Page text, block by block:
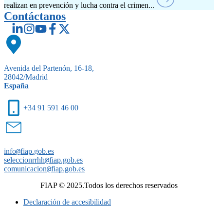
realizan en prevención y lucha contra el crimen...
Contáctanos
Avenida del Partenón, 16-18,
28042/Madrid
España
+34 91 591 46 00
info@fiap.gob.es
seleccionrrhh@fiap.gob.es
comunicacion@fiap.gob.es
FIAP © 2025.Todos los derechos reservados
Declaración de accesibilidad